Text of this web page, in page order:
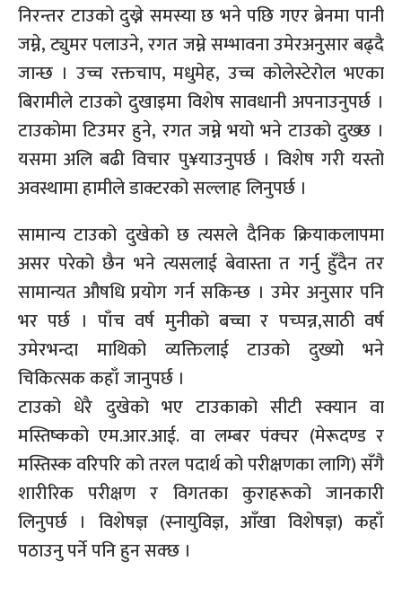
निरन्तर टाउको दुख्ने समस्या छ भने पछि गएर ब्रेनमा पानी
जम्ने, ट्युमर पलाउने, रगत जम्ने सम्भावना उमेरअनुसार बढ्दै
जान्छ । उच्च रक्तचाप, मधुमेह, उच्च कोलेस्टेरोल भएका
बिरामीले टाउको दुखाइमा विशेष सावधानी अपनाउनुपर्छ ।
टाउकोमा टिउमर हुने, रगत जम्ने भयो भने टाउको दुख्छ ।
यसमा अलि बढी विचार पु¥याउनुपर्छ । विशेष गरी यस्तो
अवस्थामा हामीले डाक्टरको सल्लाह लिनुपर्छ ।
सामान्य टाउको दुखेको छ त्यसले दैनिक क्रियाकलापमा
असर परेको छैन भने त्यसलाई बेवास्ता त गर्नु हुँदैन तर
सामान्यत औषधि प्रयोग गर्न सकिन्छ । उमेर अनुसार पनि
भर पर्छ । पाँच वर्ष मुनीको बच्चा र पच्पन्न,साठी वर्ष
उमेरभन्दा माथिको व्यक्तिलाई टाउको दुख्यो भने
चिकित्सक कहाँ जानुपर्छ ।
टाउको धेरै दुखेको भए टाउकाको सीटी स्क्यान वा
मस्तिष्कको एम.आर.आई. वा लम्बर पंक्चर (मेरूदण्ड र
मस्तिस्क वरिपरि को तरल पदार्थ को परीक्षणका लागि) सँगै
शारीरिक परीक्षण र विगतका कुराहरूको जानकारी
लिनुपर्छ । विशेषज्ञ (स्नायुविज्ञ, आँखा विशेषज्ञ) कहाँ
पठाउनु पर्ने पनि हुन सक्छ ।